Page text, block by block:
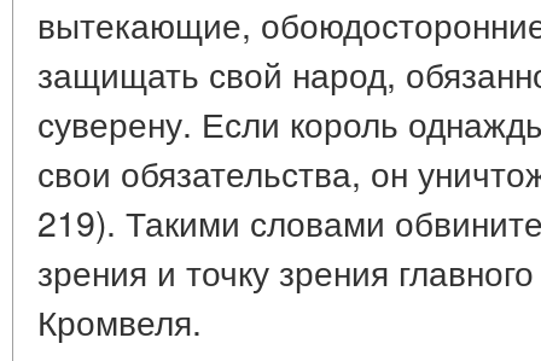
вытекающие,
защищать свой народ,
суверену. Если король
свои обязательства, он
219). Такими словами
зрения и точку зрения
Кромвеля.